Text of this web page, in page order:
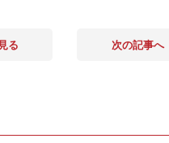
る 次の記事へ